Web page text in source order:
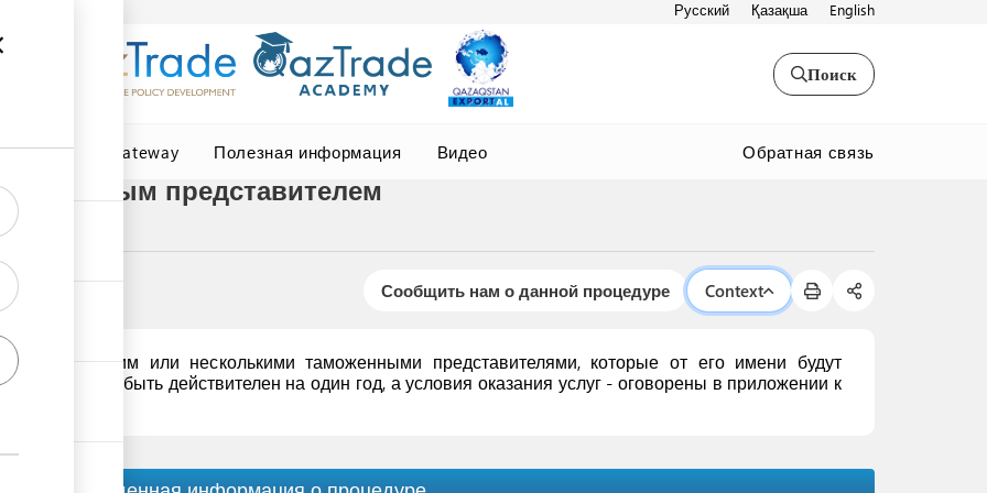
Русский Қазақша English
Поиск
Central Asia Gateway Полезная информация Видео Обратная связь
представителем
Сообщить нам о данной процедуре Context
с одним или несколькими таможенными представителями, которые от его имени будут
может быть действителен на один год, а условия оказания услуг - оговорены в приложении к